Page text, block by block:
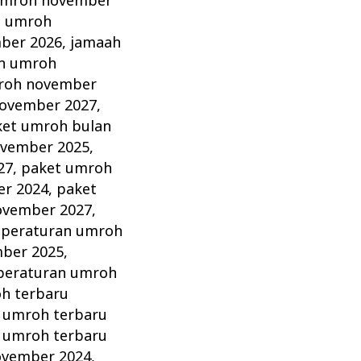
umroh
2026, jamaah
umroh
november
2027,
umroh bulan
2025,
, paket umroh
2024, paket
2027,
peraturan umroh
2025,
umroh
terbaru
terbaru
terbaru